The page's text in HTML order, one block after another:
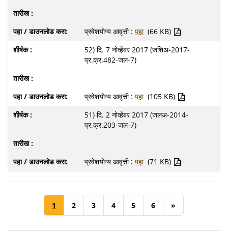
प्रवेशयोग्य आवृत्ती : पहा (66 KB)
52) दि. 7 नोव्हेंबर 2017 (जशिअ-2017-
प्र.क्र.482-जल-7)
प्रवेशयोग्य आवृत्ती : पहा (105 KB)
51) दि. 2 नोव्हेंबर 2017 (जलअ-2014-
प्र.क्र.203-जल-7)
प्रवेशयोग्य आवृत्ती : पहा (71 KB)
1 2 3 4 5 6 »